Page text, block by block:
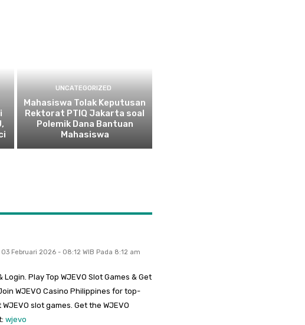
UNCATEGORIZED
Mahasiswa Tolak Keputusan
Rektorat PTIQ Jakarta soal
Polemik Dana Bantuan
Mahasiswa
03 Februari 2026 - 08:12 WIB Pada 8:12 am
Play Top WJEVO Slot Games & Get
WJEVO Casino Philippines for top-
slot games. Get the WJEVO
wjevo